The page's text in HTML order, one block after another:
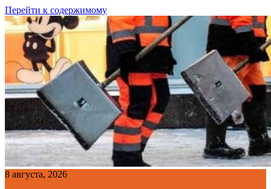
Перейти к содержимому
8 августа, 2026